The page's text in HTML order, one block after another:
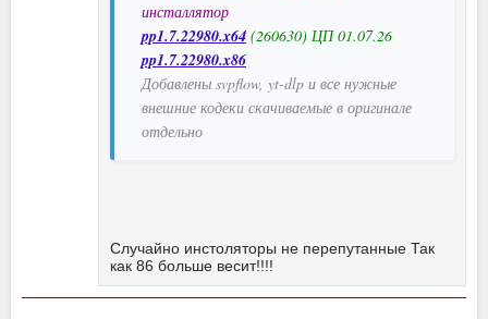
инсталлятор
pp1.7.22980.x64 (260630) ЦП 01.07.26
pp1.7.22980.x86
Добавлены svpflow, yt-dlp и все нужные
внешние кодеки скачиваемые в оригинале
отдельно
Случайно инстоляторы не перепутанные Так
как 86 больше весит!!!!